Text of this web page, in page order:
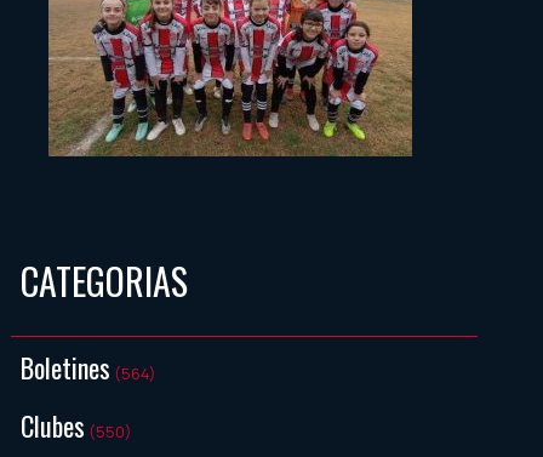
CATEGORIAS
Boletines (564)
Clubes (550)